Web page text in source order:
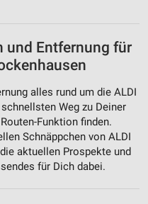
und Entfernung für
alles rund um die ALDI
Weg zu Deiner
Funktion finden.
Schnäppchen von ALDI
aktuellen Prospekte und
für Dich dabei.